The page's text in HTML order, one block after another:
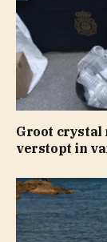
Groot crystal
verstopt in